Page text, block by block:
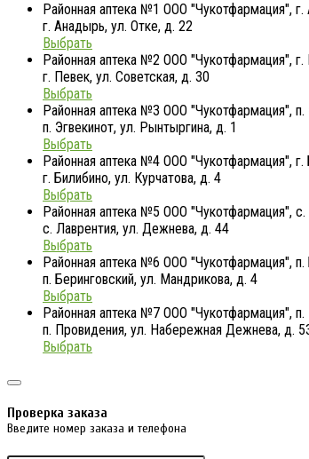
Районная аптека №1 ООО "Чукотфармация", г.
г. Анадырь, ул. Отке, д. 22
Выбрать
Районная аптека №2 ООО "Чукотфармация", г.
г. Певек, ул. Советская, д. 30
Выбрать
Районная аптека №3 ООО "Чукотфармация", п.
п. Эгвекинот, ул. Рынтыргина, д. 1
Выбрать
Районная аптека №4 ООО "Чукотфармация", г.
г. Билибино, ул. Курчатова, д. 4
Выбрать
Районная аптека №5 ООО "Чукотфармация", с.
с. Лаврентия, ул. Дежнева, д. 44
Выбрать
Районная аптека №6 ООО "Чукотфармация", п.
п. Беринговский, ул. Мандрикова, д. 4
Выбрать
Районная аптека №7 ООО "Чукотфармация",
п. Провидения, ул. Набережная Дежнева, д.
Выбрать
Проверка заказа
Введите номер заказа и телефона